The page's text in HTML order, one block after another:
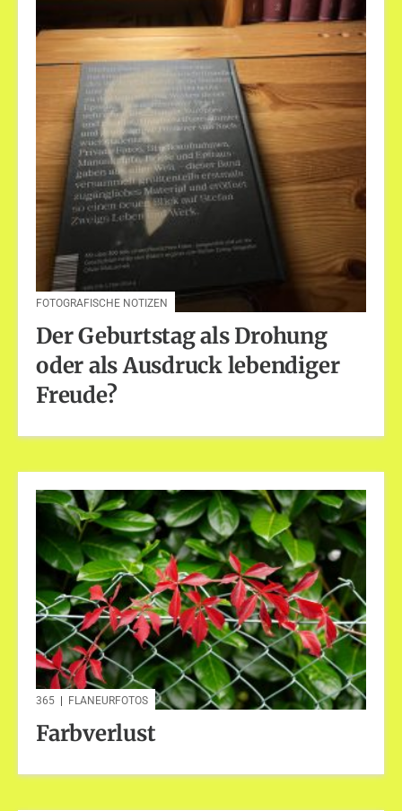
FOTOGRAFISCHE NOTIZEN
Der Geburtstag als Drohung
oder als Ausdruck lebendiger
Freude?
365 FLANEURFOTOS
Farbverlust